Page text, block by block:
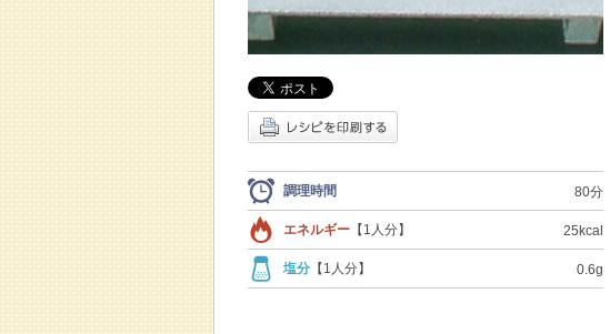
調理時間 80分
エネルギー 【1人分】 25kcal
塩分 【1人分】 0.6g